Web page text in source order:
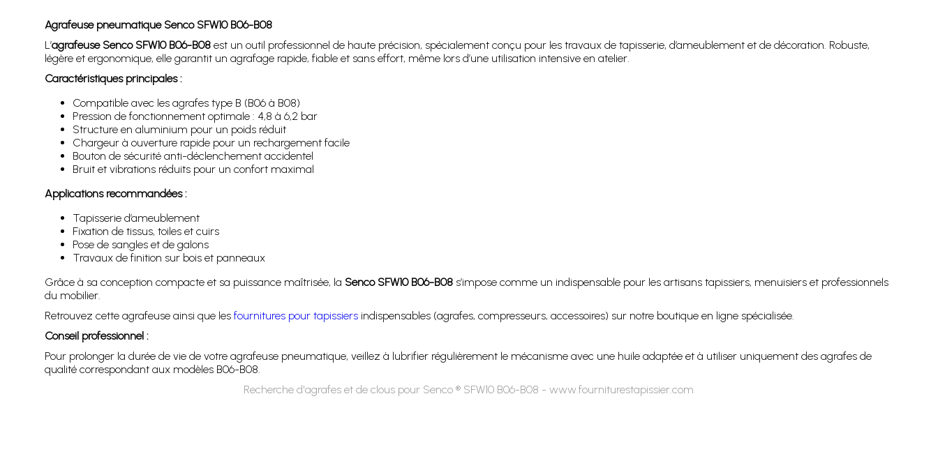
Agrafeuse pneumatique Senco SFW10 B06-B08
L’agrafeuse Senco SFW10 B06-B08est un outil professionnel de haute précision, spécialement conçu pour les travaux de tapisserie, d’ameublement et de décoration. Robuste,
légère et ergonomique, elle garantit un agrafage rapide, fiable et sans effort, même lors d’une utilisation intensive en atelier.
Caractéristiques principales :
Compatible avec les agrafes type B (B06 à B08)
Pression de fonctionnement optimale : 4,8 à 6,2 bar
Structure en aluminium pour un poids réduit
Chargeur à ouverture rapide pour un rechargement facile
Bouton de sécurité anti-déclenchement accidentel
Bruit et vibrations réduits pour un confort maximal
Applications recommandées :
Tapisserie d’ameublement
Fixation de tissus, toiles et cuirs
Pose de sangles et de galons
Travaux de finition sur bois et panneaux
Grâce à sa conception compacte et sa puissance maîtrisée, la Senco SFW10 B06-B08s’impose comme un indispensable pour les artisans tapissiers, menuisiers et professionnels
du mobilier.
Retrouvez cette agrafeuse ainsi que les fournitures pour tapissiersindispensables (agrafes, compresseurs, accessoires) sur notre boutique en ligne spécialisée.
Conseil professionnel :
Pour prolonger la durée de vie de votre agrafeuse pneumatique, veillez à lubrifier régulièrement le mécanisme avec une huile adaptée et à utiliser uniquement des agrafes de
qualité correspondant aux modèles B06-B08.
Recherche d'agrafes et de clous pour Senco ® SFW10 B06-B08 - www.fourniturestapissier.com